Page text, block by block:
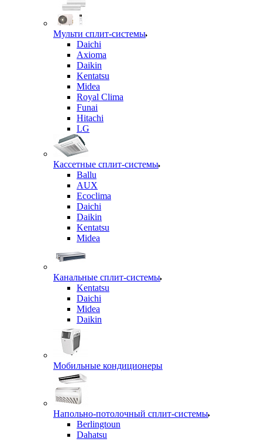
Мульти сплит-системы
Daichi
Axioma
Daikin
Kentatsu
Midea
Royal Clima
Funai
Hitachi
LG
Кассетные сплит-системы
Ballu
AUX
Ecoclima
Daichi
Daikin
Kentatsu
Midea
Канальные сплит-системы
Kentatsu
Daichi
Midea
Daikin
Мобильные кондиционеры
Напольно-потолочный сплит-системы
Berlingtoun
Dahatsu